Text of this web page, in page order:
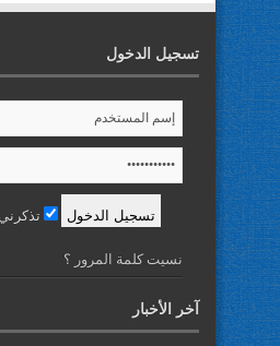
تسجيل الدخول
تذكرني
نسيت كلمة المرور ؟
آخر الأخبار